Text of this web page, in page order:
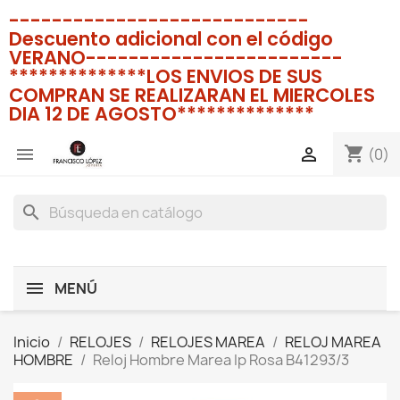
----------------------------
Descuento adicional con el código
VERANO------------------------
**************LOS ENVIOS DE SUS
COMPRAN SE REALIZARAN EL MIERCOLES
DIA 12 DE AGOSTO**************
 shopping_cart (0)

search
MENÚ
Inicio RELOJES RELOJES MAREA
RELOJ MAREA
HOMBRE
Reloj Hombre Marea Ip Rosa B41293/3